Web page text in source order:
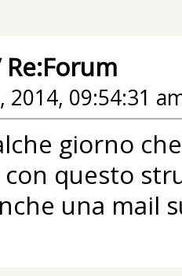
Re:Forum
2014, 09:54:31
giorno
con questo
una mail